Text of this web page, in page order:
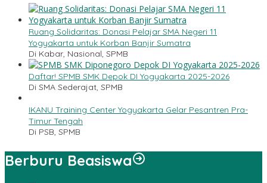
Ruang Solidaritas: Donasi Pelajar SMA Negeri 11
Yogyakarta untuk Korban Banjir Sumatra
Di Kabar, Nasional, SPMB
Daftar! SPMB SMK Depok DI Yogyakarta 2025-2026
Di SMA Sederajat, SPMB
IKANU Training Center Yogyakarta Gelar Pesantren Pra-
Timur Tengah
Di PSB, SPMB
Berburu Beasiswa